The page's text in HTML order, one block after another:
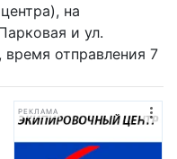
на
и ул.
время отправления 7
РЕКЛАМА